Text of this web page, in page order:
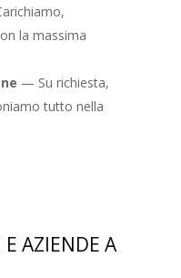
la massima
— Su richiesta,
tutto nella
AZIENDE A